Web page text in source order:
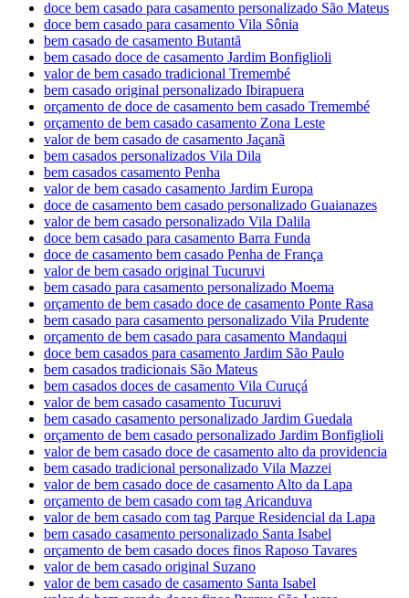
doce bem casado para casamento personalizado São Mateus
doce bem casado para casamento Vila Sônia
bem casado de casamento Butantã
bem casado doce de casamento Jardim Bonfiglioli
valor de bem casado tradicional Tremembé
bem casado original personalizado Ibirapuera
orçamento de doce de casamento bem casado Tremembé
orçamento de bem casado casamento Zona Leste
valor de bem casado de casamento Jaçanã
bem casados personalizados Vila Dila
bem casados casamento Penha
valor de bem casado casamento Jardim Europa
doce de casamento bem casado personalizado Guaianazes
valor de bem casado personalizado Vila Dalila
doce bem casado para casamento Barra Funda
doce de casamento bem casado Penha de França
valor de bem casado original Tucuruvi
bem casado para casamento personalizado Moema
orçamento de bem casado doce de casamento Ponte Rasa
bem casado para casamento personalizado Vila Prudente
orçamento de bem casado para casamento Mandaqui
doce bem casados para casamento Jardim São Paulo
bem casados tradicionais São Mateus
bem casados doces de casamento Vila Curuçá
valor de bem casado casamento Tucuruvi
bem casado casamento personalizado Jardim Guedala
orçamento de bem casado personalizado Jardim Bonfiglioli
valor de bem casado doce de casamento alto da providencia
bem casado tradicional personalizado Vila Mazzei
valor de bem casado doce de casamento Alto da Lapa
orçamento de bem casado com tag Aricanduva
valor de bem casado com tag Parque Residencial da Lapa
bem casado casamento personalizado Santa Isabel
orçamento de bem casado doces finos Raposo Tavares
valor de bem casado original Suzano
valor de bem casado de casamento Santa Isabel